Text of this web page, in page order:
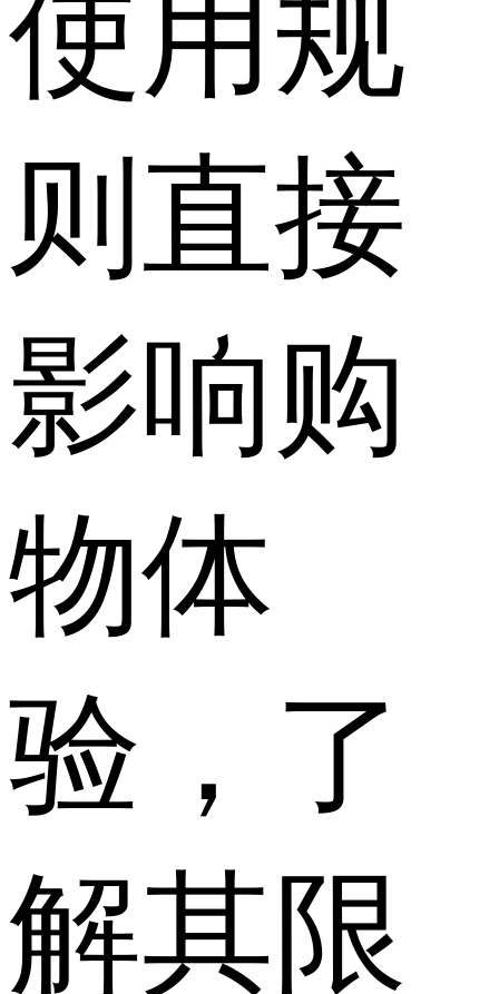
使用规
则直接
影响购
物体
验，了
解其限